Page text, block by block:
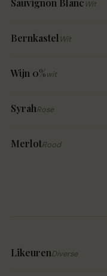
Sauvignon Blanc Wit
Bernkastel Wit
Wijn 0%wit
SyrahRose
MerlotRood
LikeurenDiverse